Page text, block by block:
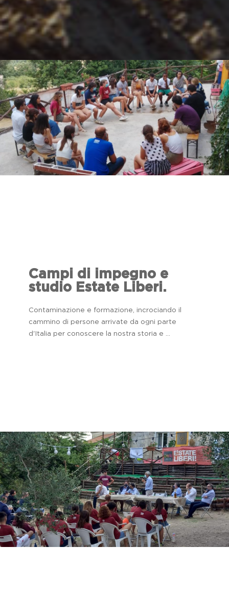
Campi di impegno e
studio Estate Liberi.
Contaminazione e formazione, incrociando il
cammino di persone arrivate da ogni parte
d'Italia per conoscere la nostra storia e ...